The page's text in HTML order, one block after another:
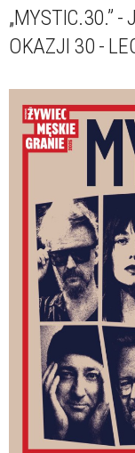
„MYSTIC.30.” -
OKAZJI 30 -